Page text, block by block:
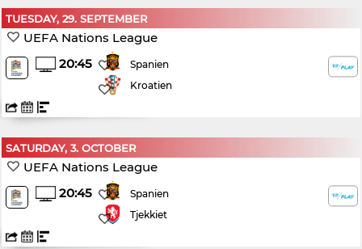
TUESDAY, 29. SEPTEMBER
UEFA Nations League
20:45
Spanien
Kroatien
SATURDAY, 3. OCTOBER
UEFA Nations League
20:45
Spanien
Tjekkiet